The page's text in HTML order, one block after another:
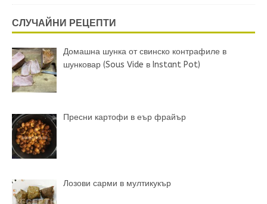
СЛУЧАЙНИ РЕЦЕПТИ
Домашна шунка от свинско контрафиле в
шунковар (Sous Vide в Instant Pot)
Пресни картофи в еър фрайър
Лозови сарми в мултикукър